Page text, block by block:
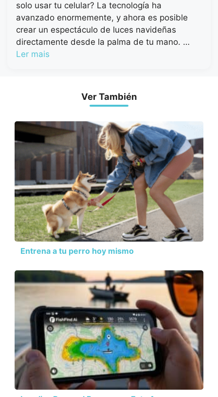
solo usar tu celular? La tecnología ha
avanzado enormemente, y ahora es posible
crear un espectáculo de luces navideñas
directamente desde la palma de tu mano. …
Ler mais
Ver También
Entrena a tu perro hoy mismo